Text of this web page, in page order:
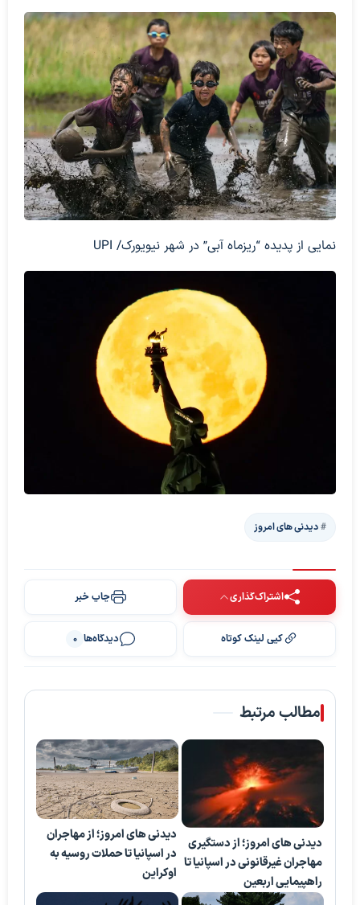
نمایی از پدیده “ریزماه آبی” در شهر نیویورک/ UPI
دیدنی های امروز
اشتراک‌گذاری چاپ خبر
کپی لینک کوتاه دیدگاه‌ها 0
مطالب مرتبط
دیدنی های امروز؛ از دستگیری
مهاجران غیرقانونی در اسپانیا تا
راهپیمایی اربعین
دیدنی های امروز؛ از مهاجران
در اسپانیا تا حملات روسیه به
اوکراین